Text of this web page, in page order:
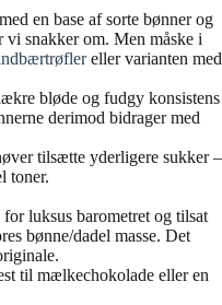
en base af sorte bønner og
vi snakker om. Men måske i
eller varianten med
bløde og fudgy konsistens
derimod bidrager med
tilsætte yderligere sukker –
toner.
luksus barometret og tilsat
bønne/dadel masse. Det
til mælkechokolade eller en